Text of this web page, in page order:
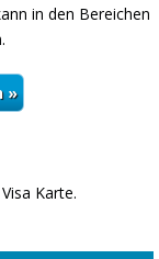
in den Bereichen
Karte.